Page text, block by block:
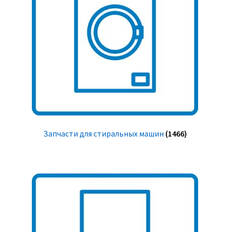
Запчасти для стиральных машин (1466)